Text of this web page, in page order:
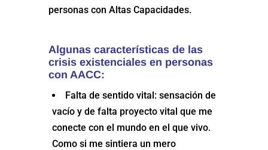
personas con Altas Capacidades.
Algunas características de las
crisis existenciales en personas
con AACC:
Falta de sentido vital: sensación de
vacío y de falta proyecto vital que me
conecte con el mundo en el que vivo.
Como si me sintiera un mero